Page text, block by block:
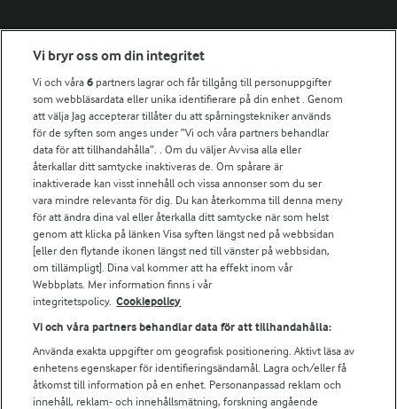
Fler Arlasajter
För ägare
Arlas kundportal
Arla.com
Falbygdens Ost
Arla webbshop
Bildbank
Följ oss
Vi bryr oss om din integritet
Vi och våra6 partners lagrar och får tillgång till personuppgifter
som webbläsardata eller unika identifierare på din enhet . Genom
att välja Jag accepterar tillåter du att spårningstekniker används
för de syften som anges under ”Vi och våra partners behandlar
data för att tillhandahålla”. . Om du väljer Avvisa alla eller
återkallar ditt samtycke inaktiveras de. Om spårare är
inaktiverade kan visst innehåll och vissa annonser som du ser
vara mindre relevanta för dig. Du kan återkomma till denna meny
för att ändra dina val eller återkalla ditt samtycke när som helst
genom att klicka på länken Visa syften längst ned på webbsidan
[eller den flytande ikonen längst ned till vänster på webbsidan,
om tillämpligt]. Dina val kommer att ha effekt inom vår
Webbplats. Mer information finns i vår
integritetspolicy. Cookiepolicy
Vi och våra partners behandlar data för att tillhandahålla:
Använda exakta uppgifter om geografisk positionering. Aktivt läsa av
enhetens egenskaper för identifieringsändamål. Lagra och/eller få
åtkomst till information på en enhet. Personanpassad reklam och
innehåll, reklam- och innehållsmätning, forskning angående